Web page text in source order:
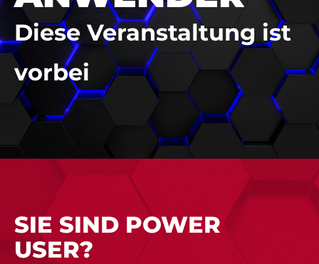
Diese Veranstaltung ist
vorbei
SIE SIND POWER
USER?